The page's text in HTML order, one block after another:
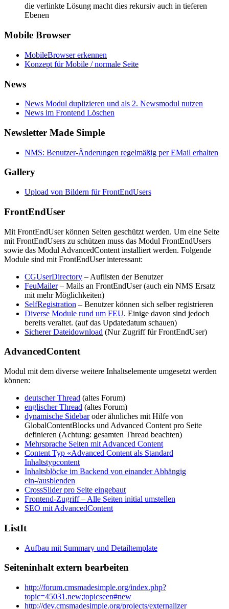
die verlinkte Lösung macht dies rekursiv auch in tieferen
Ebenen
Mobile Browser
MobileBrowser erkennen
Konzept für Mobile / normale Seite
News
News Modul duplizieren und als 2. Newsmodul nutzen
News im Frontend Löschen
Newsletter Made Simple
NMS: Benutzer-Änderungen regelmäßig per EMail erhalten
Gallery
Upload von Bildern für FrontEndUsers
FrontEndUser
Mit FrontEndUser können Seiten geschützt werden. Um eine Seite
mit FrontEndUsers zu schützen muss das Modul FrontEndUsers
sowie das Modul AdvancedContent installiert werden. Folgende
Module sind mit FrontEndUser interessant:
CGUserDirectory – Auflisten der Benutzer
FeuMailer– Mails an FrontEndUser (auch ein NMS Ersatz
mit mehr Möglichkeiten)
SelfRegistration – Benutzer können sich selber registrieren
Diverse Module rund um FEU. Einige davon sind jedoch
bereits veraltet. (auf das Updatedatum schauen)
Sicherer Dateidownload (Nur Zugriff für FrontEndUser)
AdvancedContent
Modul mit dem diverse weitere Inhaltselemente umgesetzt werden
können:
deutscher Thread (altes Forum)
englischer Thread (altes Forum)
dynamische Sidebaroder ähnliches mit Hilfe von
GlobalContentBlocks und Advanced Content pro Seite
definieren (Achtung: gesamten Thread beachten)
Mehrsprache Seiten mit Advanced Content
Content Typ «Advanced Content als Standard
Inhaltstypcontent
Inhaltsblöcke im Backend von einander Abhängig
ein-/ausblenden
CrossSlider pro Seite eingebaut
Frontend-Zugriff – Alle Seiten initial umstellen
SEO mit AdvancedContent
ListIt
Aufbau mit Summary und Detailtemplate
Seiteninhalt extern bearbeiten
http://forum.cmsmadesimple.org/index.php?
topic=45031.new;topicseen#new
http://dev.cmsmadesimple.org/projects/externalizer